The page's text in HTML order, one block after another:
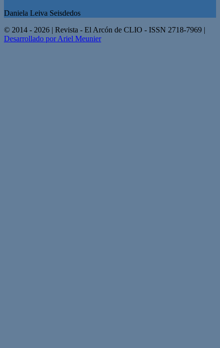
Daniela Leiva Seisdedos
© 2014 - 2026 | Revista - El Arcón de CLIO - ISSN 2718-7969 |
Desarrollado por Ariel Meunier